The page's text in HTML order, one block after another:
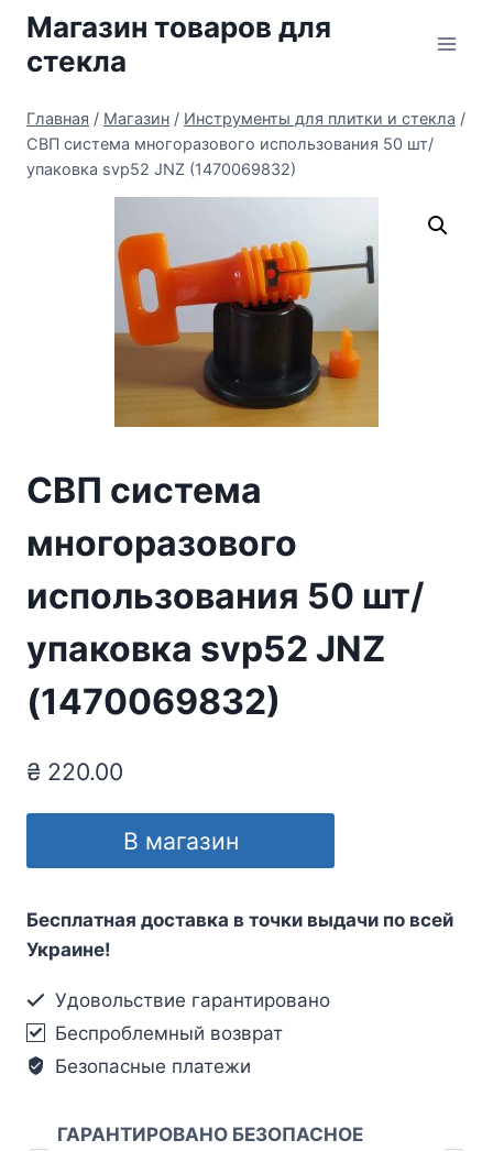
Перейти
содержимому
Магазин товаров для
стекла
Главная / Магазин / Инструменты для плитки и стекла /
СВП система многоразового использования 50 шт/
упаковка svp52 JNZ (1470069832)
СВП система
многоразового
использования 50 шт/
упаковка svp52 JNZ
(1470069832)
₴ 220.00
В магазин
Бесплатная доставка в точки выдачи по всей
Украине!
Удовольствие гарантировано
Беспроблемный возврат
Безопасные платежи
ГАРАНТИРОВАНО БЕЗОПАСНОЕ